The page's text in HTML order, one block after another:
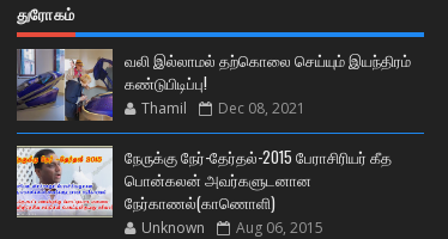
துரோகம்
வலி இல்லாமல் தற்கொலை செய்யும் இயந்திரம்
கண்டுபிடிப்பு!
Thamil Dec 08, 2021
நேருக்கு நேர்-தேர்தல்-2015 பேராசிரியர் கீத
பொன்கலன் அவர்களுடனான
நேர்காணல்(காணொளி)
Unknown Aug 06, 2015